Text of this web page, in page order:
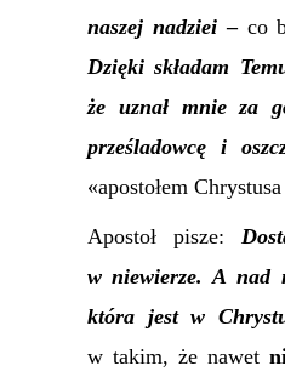
naszej nadziei– co
Dzięki składam
że uznał mnie za
prześladowcę i
«apostołem
Apostoł pisze:
w niewierze. A nad
która jest w
w takim, że nawet